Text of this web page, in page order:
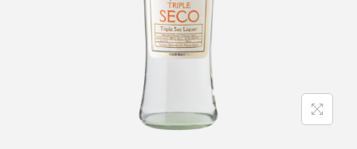
a
c
i
i
d
o